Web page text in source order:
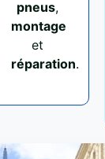
pneus,
montage
et
réparation.